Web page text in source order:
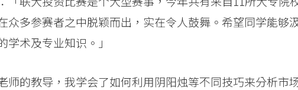
众多参赛者之中脱颖而出，实在令人鼓舞。希望同学能够
术及专业知识。」
师的教导，我学会了如何利用阴阳烛等不同技巧来分析市